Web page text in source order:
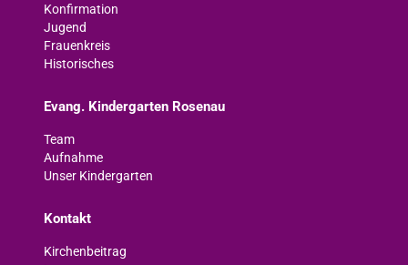
Konfirmation
Jugend
Frauenkreis
Historisches
Evang. Kindergarten Rosenau
Team
Aufnahme
Unser Kindergarten
Kontakt
Kirchenbeitrag